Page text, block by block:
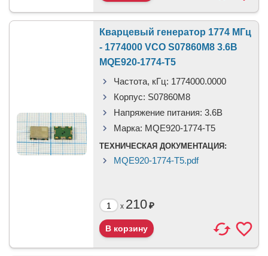
Кварцевый генератор 1774 МГц
- 1774000 VCO S07860M8 3.6В
MQE920-1774-T5
Частота, кГц: 1774000.0000
Корпус: S07860M8
Напряжение питания: 3.6В
Марка: MQE920-1774-T5
ТЕХНИЧЕСКАЯ ДОКУМЕНТАЦИЯ:
MQE920-1774-T5.pdf
x 210₽